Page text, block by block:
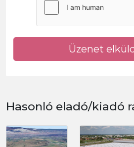
Üzenet
Hasonló eladó/kiadó